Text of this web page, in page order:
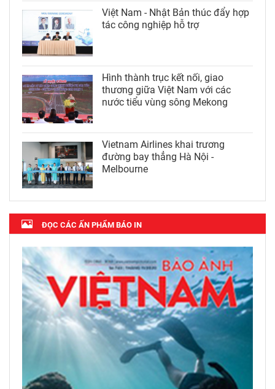
Việt Nam - Nhật Bản thúc đẩy hợp
tác công nghiệp hỗ trợ
Hình thành trục kết nối, giao
thương giữa Việt Nam với các
nước tiểu vùng sông Mekong
Vietnam Airlines khai trương
đường bay thẳng Hà Nội -
Melbourne
ĐỌC CÁC ẤN PHẨM BÁO IN